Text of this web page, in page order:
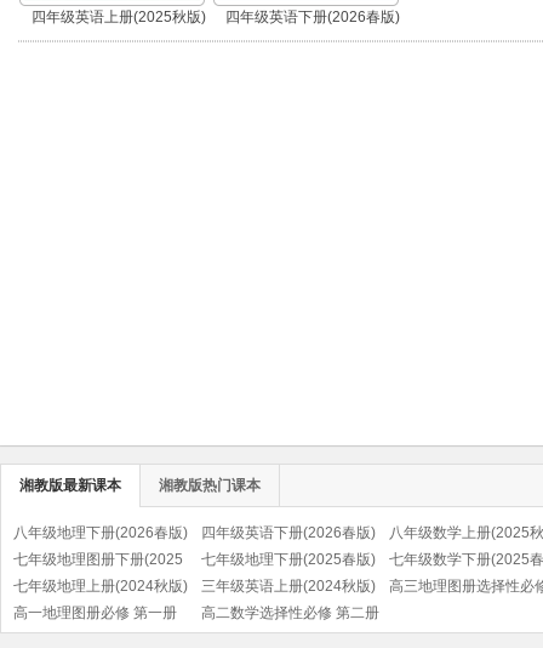
四年级英语上册(2025秋版)
(湘鲁版)
四年级英语下册(2026春版)
(湘鲁版)
湘教版最新课本 湘教版热门课本
八年级地理下册(2026春版)
四年级英语下册(2026春版)
(湘鲁版)
八年级数学上册(2025
七年级地理图册下册(2025
春版)
七年级地理下册(2025春版)
七年级数学下册(2025
七年级地理上册(2024秋版)
三年级英语上册(2024秋版)
(湘鲁版)
高三地理图册选择性必
高一地理图册必修 第一册 高二数学选择性必修 第二册